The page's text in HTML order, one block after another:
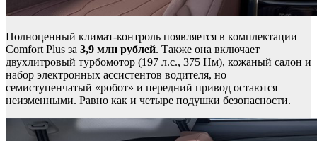
Полноценный климат-контроль появляется в комплектации
Comfort Plus за 3,9 млн рублей. Также она включает
двухлитровый турбомотор (197 л.с., 375 Нм), кожаный салон и
набор электронных ассистентов водителя, но
семиступенчатый «робот» и передний привод остаются
неизменными. Равно как и четыре подушки безопасности.